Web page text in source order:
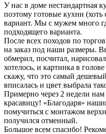
У нас в доме нестандартная
поэтому готовые кухни
вариант. Мы с мужем много
подходящего варианта.
После всех походов по
на заказ под наши размеры.
обмерил, посчитал,
хотелось, и картинка в
скажу, что это самый
вписалась и цвет выбрала
Примерно через 2 недели
красавицу! «Благодаря»
помучиться с монтажом
получился отменный.
Большое всем спасибо!